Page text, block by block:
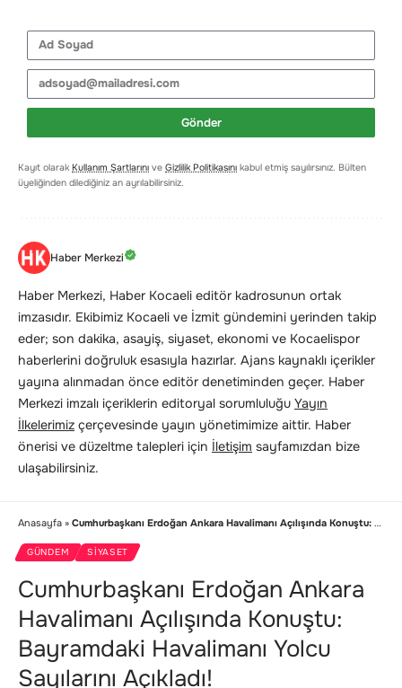
Gönder
Kayıt olarak Kullanım Şartlarını ve Gizlilik Politikasını kabul etmiş sayılırsınız. Bülten
üyeliğinden dilediğiniz an ayrılabilirsiniz.
Haber Merkezi
Haber Merkezi, Haber Kocaeli editör kadrosunun ortak
imzasıdır. Ekibimiz Kocaeli ve İzmit gündemini yerinden takip
eder; son dakika, asayiş, siyaset, ekonomi ve Kocaelispor
haberlerini doğruluk esasıyla hazırlar. Ajans kaynaklı içerikler
yayına alınmadan önce editör denetiminden geçer. Haber
Merkezi imzalı içeriklerin editoryal sorumluluğu Yayın
İlkelerimiz çerçevesinde yayın yönetimimize aittir. Haber
önerisi ve düzeltme talepleri için İletişim sayfamızdan bize
ulaşabilirsiniz.
Anasayfa » Cumhurbaşkanı Erdoğan Ankara Havalimanı Açılışında Konuştu: Bayramdaki Havalimanı Yolcu Sayılarını Açıkladı!
GÜNDEM SIYASET
Cumhurbaşkanı Erdoğan Ankara
Havalimanı Açılışında Konuştu:
Bayramdaki Havalimanı Yolcu
Sayılarını Açıkladı!